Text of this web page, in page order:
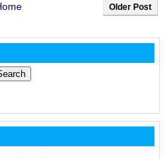
Older Post